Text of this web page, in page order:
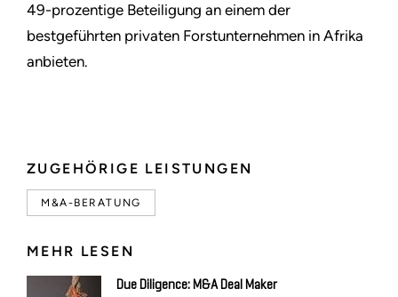
ZUGEHÖRIGE LEISTUNGEN
M&A-BERATUNG
MEHR LESEN
Due Diligence: M&A Deal Maker
49-prozentige Beteiligung an einem der
bestgeführten privaten Forstunternehmen in Afrika
anbieten.